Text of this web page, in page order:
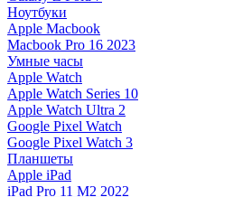
Ноутбуки
Apple Macbook
Macbook Pro 16 2023
Умные часы
Apple Watch
Apple Watch Series 10
Apple Watch Ultra 2
Google Pixel Watch
Google Pixel Watch 3
Планшеты
Apple iPad
iPad Pro 11 M2 2022